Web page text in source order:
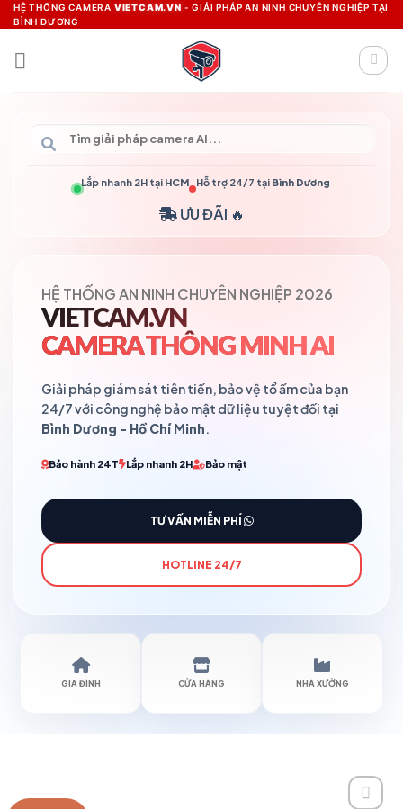
Skip
to
content
HỆ THỐNG CAMERA VIETCAM.VN - GIẢI PHÁP AN NINH CHUYÊN NGHIỆP TẠI
BÌNH DƯƠNG
Lắp nhanh 2H tại HCM Hỗ trợ 24/7 tại Bình Dương
ƯU ĐÃI 🔥
HỆ THỐNG AN NINH CHUYÊN NGHIỆP 2026
VIETCAM.VN
CAMERA THÔNG MINH AI
Giải pháp giám sát tiên tiến, bảo vệ tổ ấm của bạn
24/7 với công nghệ bảo mật dữ liệu tuyệt đối tại
Bình Dương - Hồ Chí Minh.
Bảo hành 24T Lắp nhanh 2H Bảo mật
TƯ VẤN MIỄN PHÍ
HOTLINE 24/7
GIA ĐÌNH CỬA HÀNG NHÀ XƯỞNG